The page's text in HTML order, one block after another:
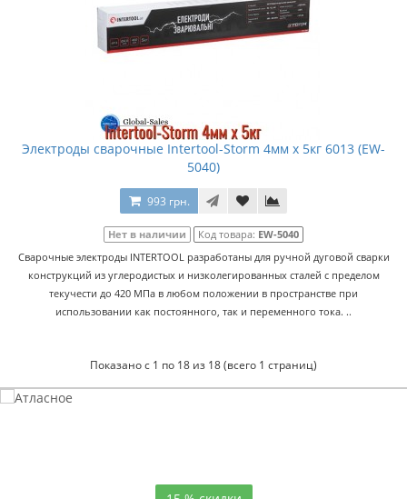
Электроды сварочные Intertool-Storm 4мм x 5кг 6013 (EW-
5040)
993 грн.
Нет в наличии Код товара: EW-5040
Сварочные электроды INTERTOOL разработаны для ручной дуговой сварки
конструкций из углеродистых и низколегированных сталей с пределом
текучести до 420 МПа в любом положении в пространстве при
использовании как постоянного, так и переменного тока. ..
Показано с 1 по 18 из 18 (всего 1 страниц)